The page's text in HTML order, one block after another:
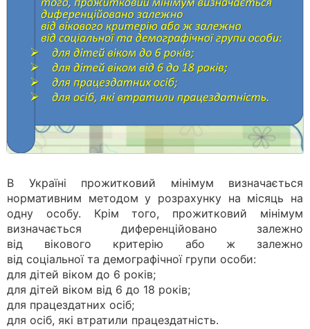
В Україні прожитковий мінімум визначається
нормативним методом у розрахунку на місяць на
одну особу. Крім того, прожитковий мінімум
визначається диференційовано залежно
від вікового критерію або ж залежно
від соціальної та демографічної групи особи:
для дітей віком до 6 років;
для дітей віком від 6 до 18 років;
для працездатних осіб;
для осіб, які втратили працездатність.